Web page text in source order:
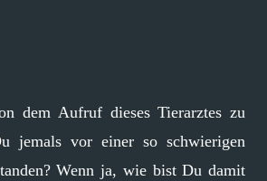
dem Aufruf dieses Tierarztes zu
jemals vor einer so schwierigen
Wenn ja, wie bist Du damit